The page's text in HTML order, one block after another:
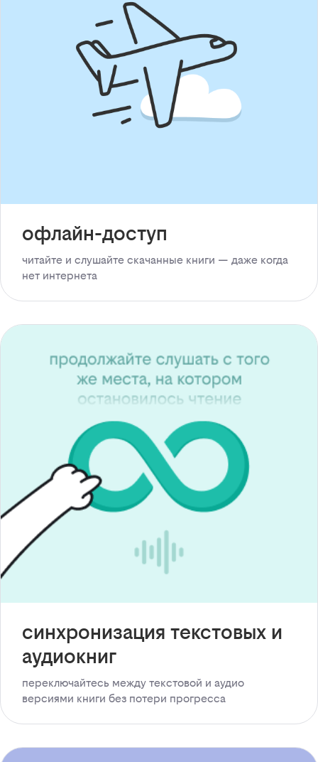
офлайн-доступ
читайте и слушайте скачанные книги — даже когда
нет интернета
синхронизация текстовых и
аудиокниг
переключайтесь между текстовой и аудио
версиями книги без потери прогресса